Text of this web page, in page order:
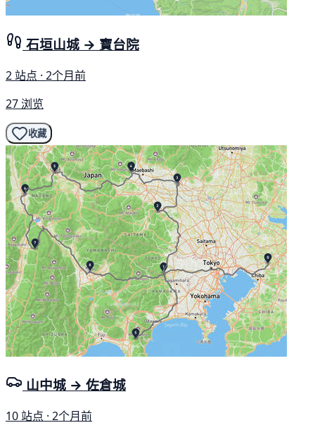
石垣山城 → 寶台院
2 站点 · 2个月前
27 浏览
收藏
山中城 → 佐倉城
10 站点 · 2个月前